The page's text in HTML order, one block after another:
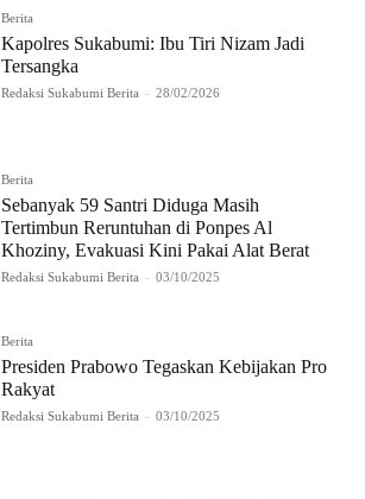
Berita
Kapolres Sukabumi: Ibu Tiri Nizam Jadi
Tersangka
Redaksi Sukabumi Berita - 28/02/2026
Berita
Sebanyak 59 Santri Diduga Masih
Tertimbun Reruntuhan di Ponpes Al
Khoziny, Evakuasi Kini Pakai Alat Berat
Redaksi Sukabumi Berita - 03/10/2025
Berita
Presiden Prabowo Tegaskan Kebijakan Pro
Rakyat
Redaksi Sukabumi Berita - 03/10/2025